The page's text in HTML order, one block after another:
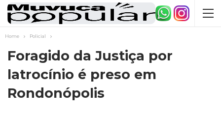
Home Policial
Foragido da Justiça por
latrocínio é preso em
Rondonópolis